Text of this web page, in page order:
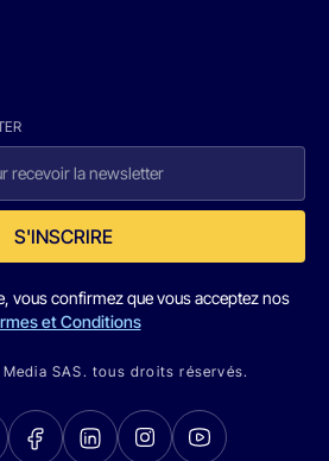
S'INSCRIRE
vous confirmez que vous acceptez nos
et Conditions
SAS. tous droits réservés.